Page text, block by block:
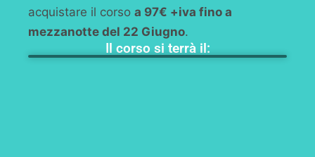
acquistare il corsoa 97€ +iva fino a
mezzanotte del 22 Giugno.
Il corso si terrà il: